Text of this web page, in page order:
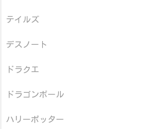
テイルズ
デスノート
ドラクエ
ドラゴンボール
ハリーポッター